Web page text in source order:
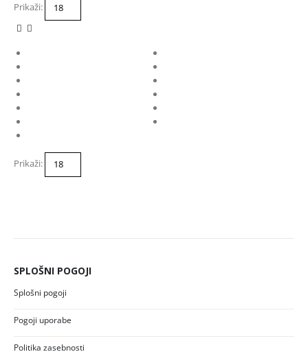
Prikaži:
Prikaži:
SPLOŠNI POGOJI
Splošni pogoji
Pogoji uporabe
Politika zasebnosti